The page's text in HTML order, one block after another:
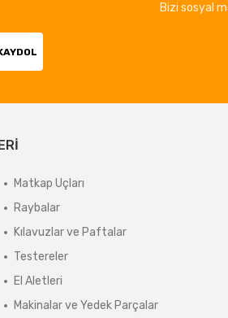
Bizi sosyal
Matkap Uçları
Raybalar
Kılavuzlar ve Paftalar
Testereler
El Aletleri
Makinalar ve Yedek Parçalar